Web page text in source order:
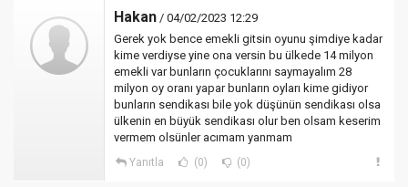
Hakan / 04/02/2023 12:29
Gerek yok bence emekli gitsin oyunu şimdiye kadar
kime verdiyse yine ona versin bu ülkede 14 milyon
emekli var bunların çocuklarını saymayalım 28
milyon oy oranı yapar bunların oyları kime gidiyor
bunların sendikası bile yok düşünün sendikası olsa
ülkenin en büyük sendikası olur ben olsam keserim
vermem olsünler acımam yanmam
Yanıtla (0) (0)